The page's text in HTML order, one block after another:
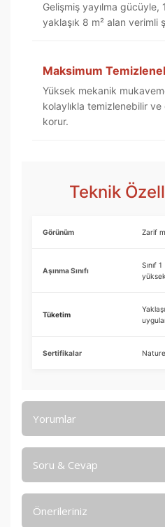
Gelişmiş yayılma
yaklaşık 8 m² alan verimli
Maksimum
Yüksek mekanik
kolaylıkla temizlenebilir
korur.
Teknik
Görünüm Zarif
Aşınma Sınıfı
Sınıf
Tüketim
Sertifikalar
Yorumlar
Soru & Cevap
Önerileriniz